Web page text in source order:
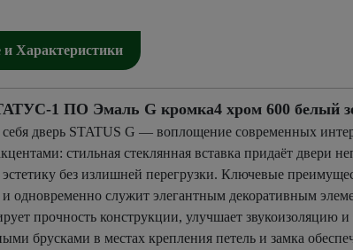
и Характеристики
1 ПО Эмаль G кромка4 хром 600 белый
дверь STATUS G — воплощение современных
стильная стеклянная вставка придаёт двери
без излишней перегрузки. Ключевые
одновременно служит элегантным декоративным
прочность конструкции, улучшает звукоизоляцию
брусками в местах крепления петель и замка